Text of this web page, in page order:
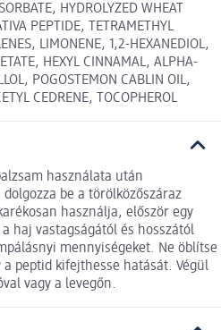
HYDROLYZED WHEAT
PEPTIDE, TETRAMETHYL
LIMONENE, 1,2-HEXANEDIOL,
HEXYL CINNAMAL, ALPHA-
POGOSTEMON CABLIN OIL,
CEDRENE, TOCOPHEROL
használata után
be a törölközőszáraz
használja, először egy
haj vastagságától és hosszától
mennyiségeket. Ne öblítse
peptid kifejthesse hatását. Végül
vagy a levegőn.